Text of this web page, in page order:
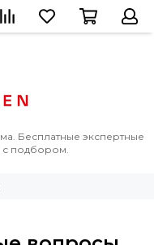
Бесплатные экспертные
с подбором.